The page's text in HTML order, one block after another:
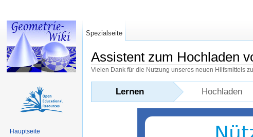
Assistent zum Hochladen
Vielen Dank für die Nutzung unseres neuen Hilfsmittels
Lernen Hochladen
Spezialseite
Hauptseite